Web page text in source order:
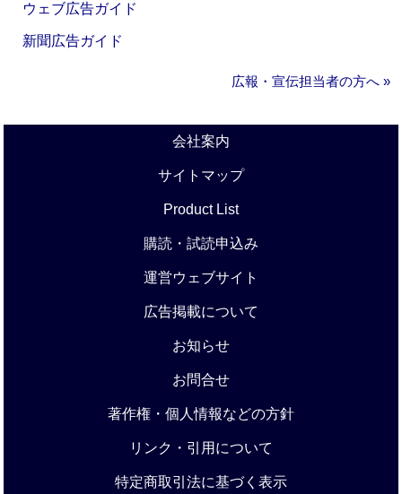
ウェブ広告ガイド
新聞広告ガイド
広報・宣伝担当者の方へ »
会社案内
サイトマップ
Product List
購読・試読申込み
運営ウェブサイト
広告掲載について
お知らせ
お問合せ
著作権・個人情報などの方針
リンク・引用について
特定商取引法に基づく表示